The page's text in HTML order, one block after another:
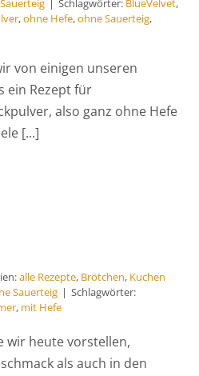
| Schlagwörter: BlueVelvet,
,ohne Hefe,ohne Sauerteig,
von einigen unseren
ein Rezept für
also ganz ohne Hefe
[...]
alle Rezepte, Brötchen, Kuchen
Sauerteig | Schlagwörter:
, mit Hefe
wir heute vorstellen,
als auch in den